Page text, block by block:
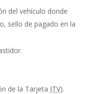
del vehículo donde
sello de pagado en la
de la Tarjeta ITV).